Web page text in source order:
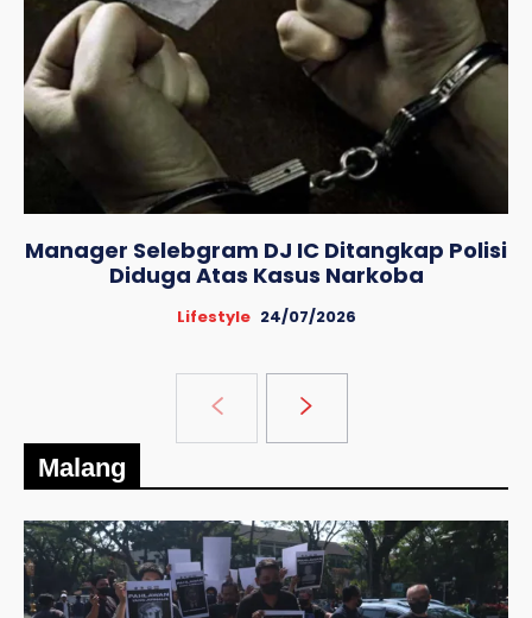
Manager Selebgram DJ IC Ditangkap Polisi
Diduga Atas Kasus Narkoba
Lifestyle 24/07/2026
Malang